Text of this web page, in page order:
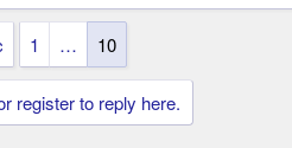
1 … 10
register to reply here.